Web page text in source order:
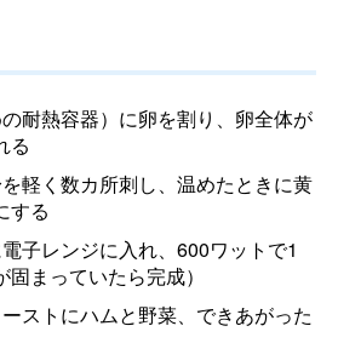
耐熱容器）に卵を割り、卵全体が
る
軽く数カ所刺し、温めたときに黄
する
子レンジに入れ、600ワットで1
まっていたら完成）
ストにハムと野菜、できあがった